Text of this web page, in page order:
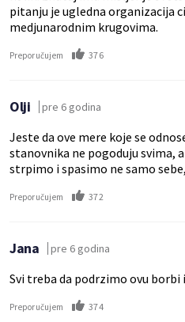
pitanju je ugledna organizacija
medjunarodnim krugovima.
Preporučujem 376
Olji pre 6 godina
Jeste da ove mere koje se
stanovnika ne pogoduju svima,
strpimo i spasimo ne samo
Preporučujem 372
Jana pre 6 godina
Svi treba da podrzimo ovu borbi
Preporučujem 374